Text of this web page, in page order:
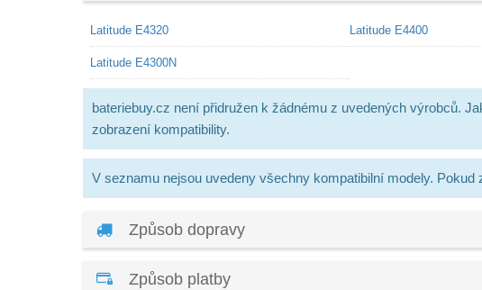
Latitude E4320 Latitude E4400
Latitude E4300N
bateriebuy.cz není přidružen k žádnému z uvedených výrobců.
zobrazení kompatibility.
V seznamu nejsou uvedeny všechny kompatibilní modely.
Způsob dopravy
Způsob platby